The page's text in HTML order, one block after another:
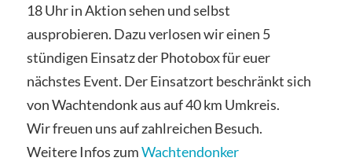
18 Uhr in Aktion sehen und selbst
ausprobieren. Dazu verlosen wir einen 5
stündigen Einsatz der Photobox für euer
nächstes Event. Der Einsatzort beschränkt sich
von Wachtendonk aus auf 40 km Umkreis.
Wir freuen uns auf zahlreichen Besuch.
Weitere Infos zumWachtendonker